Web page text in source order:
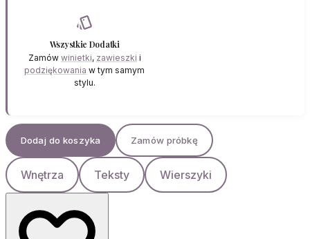
style
Wszystkie Dodatki
Zamów winietki, zawieszki i
podziękowania w tym samym
stylu.
Dodaj do koszyka Zamów próbkę
Wnętrza Teksty Wierszyki